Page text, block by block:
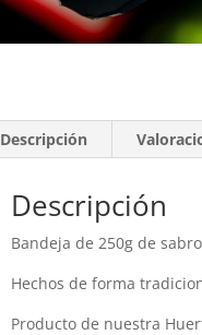
Descripción
Descripción
Bandeja de 250g de
Hechos de forma
Producto de nuestra